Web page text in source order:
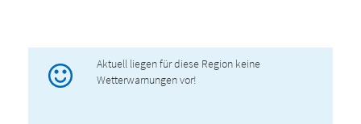
Aktuell liegen für diese Region keine
Wetterwarnungen vor!